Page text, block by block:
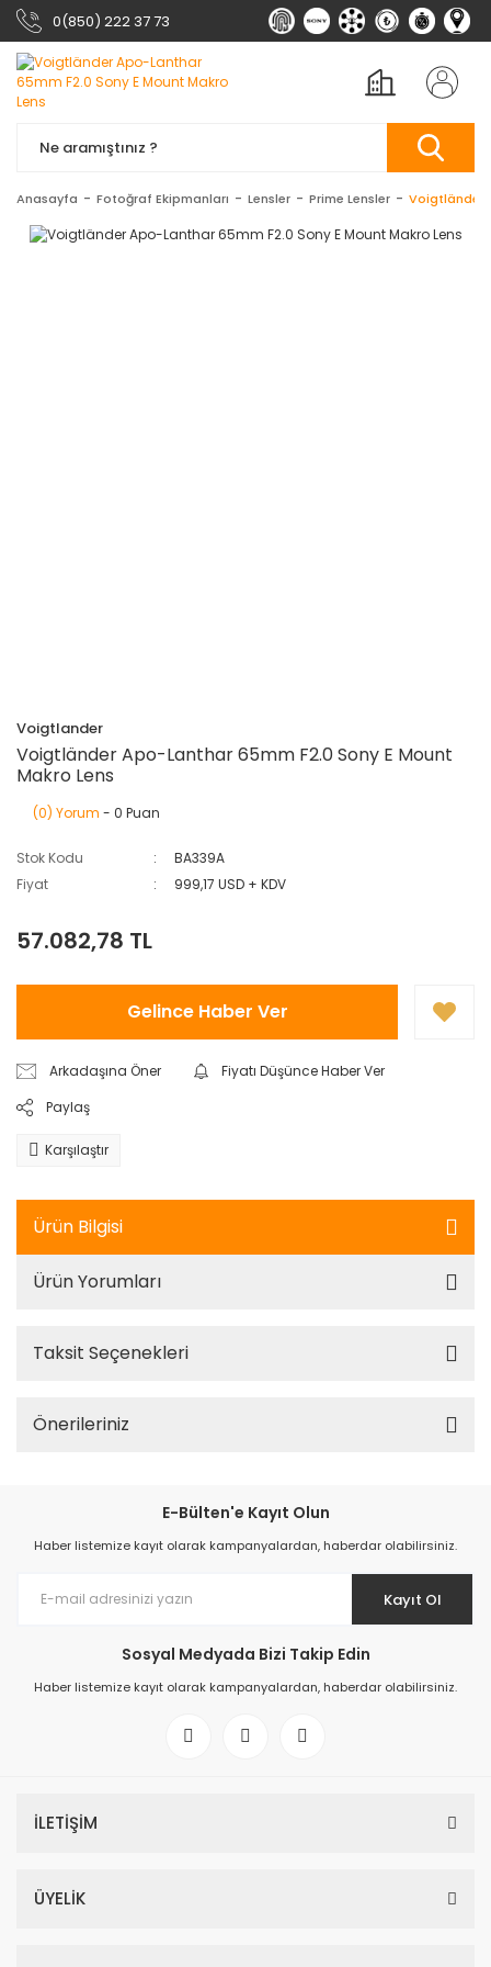
0(850) 222 37 73
Anasayfa Fotoğraf Ekipmanları Lensler Prime Lensler Voigtländer
Voigtlander
Voigtländer Apo-Lanthar 65mm F2.0 Sony E Mount
Makro Lens
(0) Yorum - 0 Puan
Stok Kodu
BA339A
Fiyat
999,17 USD + KDV
57.082,78 TL
Gelince Haber Ver
Arkadaşına Öner
Fiyatı Düşünce Haber Ver
Paylaş
Karşılaştır
Ürün Bilgisi
Ürün Yorumları
Taksit Seçenekleri
Önerileriniz
E-Bülten'e Kayıt Olun
Haber listemize kayıt olarak kampanyalardan, haberdar olabilirsiniz.
Kayıt Ol
Sosyal Medyada Bizi Takip Edin
Haber listemize kayıt olarak kampanyalardan, haberdar olabilirsiniz.
İLETİŞİM
ÜYELİK